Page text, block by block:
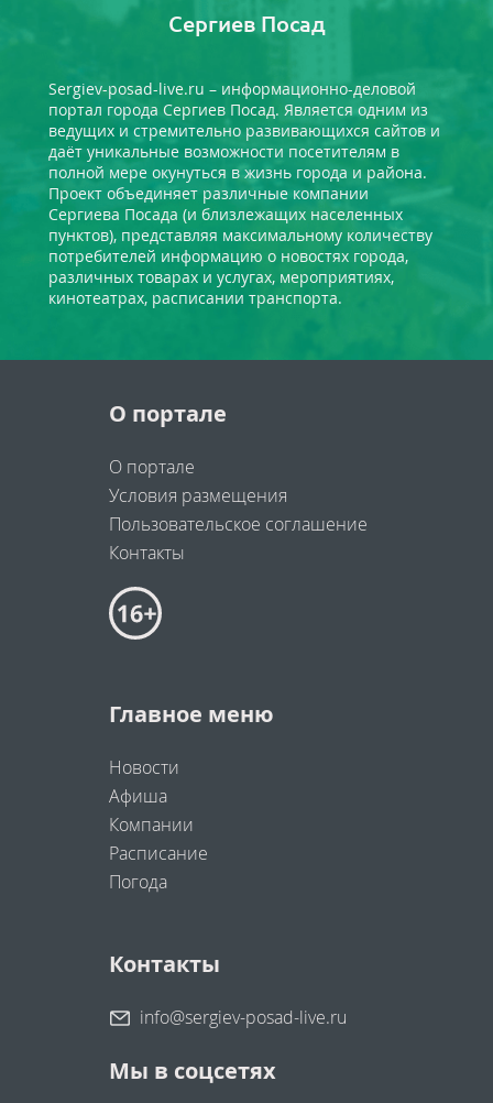
Сергиев Посад
Sergiev-posad-live.ru – информационно-деловой
портал города Сергиев Посад. Является одним из
ведущих и стремительно развивающихся сайтов и
даёт уникальные возможности посетителям в
полной мере окунуться в жизнь города и района.
Проект объединяет различные компании
Сергиева Посада (и близлежащих населенных
пунктов), представляя максимальному количеству
потребителей информацию о новостях города,
различных товарах и услугах, мероприятиях,
кинотеатрах, расписании транспорта.
О портале
О портале
Условия размещения
Пользовательское соглашение
Контакты
Главное меню
Новости
Афиша
Компании
Расписание
Погода
Контакты
info@sergiev-posad-live.ru
Мы в соцсетях